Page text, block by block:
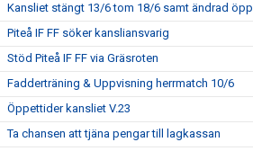
Kansliet stängt 13/6 tom 18/6 samt ändrad
Piteå IF FF söker kansliansvarig
Stöd Piteå IF FF via Gräsroten
Fadderträning & Uppvisning herrmatch 10/6
Öppettider kansliet V.23
Ta chansen att tjäna pengar till lagkassan